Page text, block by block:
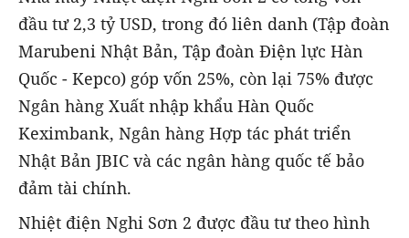
đầu tư 2,3 tỷ USD, trong đó liên danh (Tập đoàn
Marubeni Nhật Bản, Tập đoàn Điện lực Hàn
Quốc - Kepco) góp vốn 25%, còn lại 75% được
Ngân hàng Xuất nhập khẩu Hàn Quốc
Keximbank, Ngân hàng Hợp tác phát triển
Nhật Bản JBIC và các ngân hàng quốc tế bảo
đảm tài chính.
Nhiệt điện Nghi Sơn 2 được đầu tư theo hình